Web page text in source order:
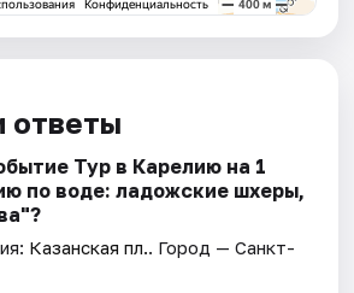
ответы
Тур в Карелию на 1
по воде: ладожские шхеры,
Казанская пл.. Город — Санкт-